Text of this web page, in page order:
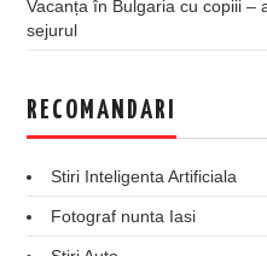
Vacanța în Bulgaria cu copiii –
sejurul
RECOMANDARI
Stiri Inteligenta Artificiala
Fotograf nunta Iasi